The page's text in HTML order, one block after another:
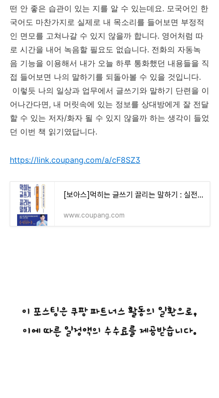
떤 안 좋은 습관이 있는 지를 알 수 있는데요. 모국어인 한
국어도 마찬가지로 실제로 내 목소리를 들어보면 부정적
인 면모를 고쳐나갈 수 있지 않을까 합니다. 영어처럼 따
로 시간을 내어 녹음할 필요도 없습니다. 전화의 자동녹
음 기능을 이용해서 내가 오늘 하루 통화했던 내용들을 직
접 들어보면 나의 말하기를 되돌아볼 수 있을 것입니다.
이렇듯 나의 일상과 업무에서 글쓰기와 말하기 단련을 이
어나간다면, 내 머릿속에 있는 정보를 상대방에게 잘 전달
할 수 있는 저자/화자 될 수 있지 않을까 하는 생각이 들었
던 이번 책 읽기였답니다.
https://link.coupang.com/a/cF8SZ3
[보아스]먹히는 글쓰기 끌리는 말하기 : 실전에서 바로 써먹는 글쓰기와 말하기 - 화술/협상/회의
www.coupang.com